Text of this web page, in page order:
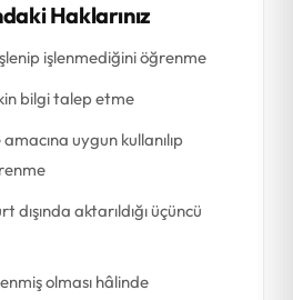
Haklarınız
işlenmediğini öğrenme
bilgi talep etme
uygun kullanılıp
aktarıldığı üçüncü
olması hâlinde